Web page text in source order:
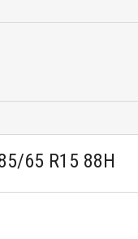
65 R15 88H